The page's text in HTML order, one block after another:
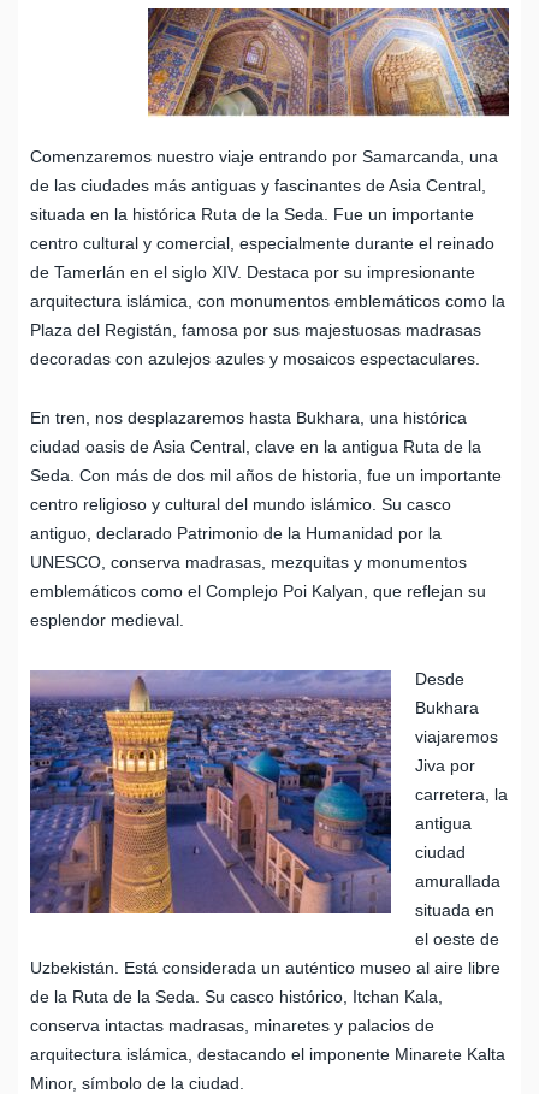
Comenzaremos nuestro viaje entrando por Samarcanda, una
de las ciudades más antiguas y fascinantes de Asia Central,
situada en la histórica Ruta de la Seda. Fue un importante
centro cultural y comercial, especialmente durante el reinado
de Tamerlán en el siglo XIV. Destaca por su impresionante
arquitectura islámica, con monumentos emblemáticos como la
Plaza del Registán, famosa por sus majestuosas madrasas
decoradas con azulejos azules y mosaicos espectaculares.
En tren, nos desplazaremos hasta Bukhara, una histórica
ciudad oasis de Asia Central, clave en la antigua Ruta de la
Seda. Con más de dos mil años de historia, fue un importante
centro religioso y cultural del mundo islámico. Su casco
antiguo, declarado Patrimonio de la Humanidad por la
UNESCO, conserva madrasas, mezquitas y monumentos
emblemáticos como el Complejo Poi Kalyan, que reflejan su
esplendor medieval.
Desde
Bukhara
viajaremos
Jiva por
carretera, la
antigua
ciudad
amurallada
situada en
el oeste de
Uzbekistán. Está considerada un auténtico museo al aire libre
de la Ruta de la Seda. Su casco histórico, Itchan Kala,
conserva intactas madrasas, minaretes y palacios de
arquitectura islámica, destacando el imponente Minarete Kalta
Minor, símbolo de la ciudad.